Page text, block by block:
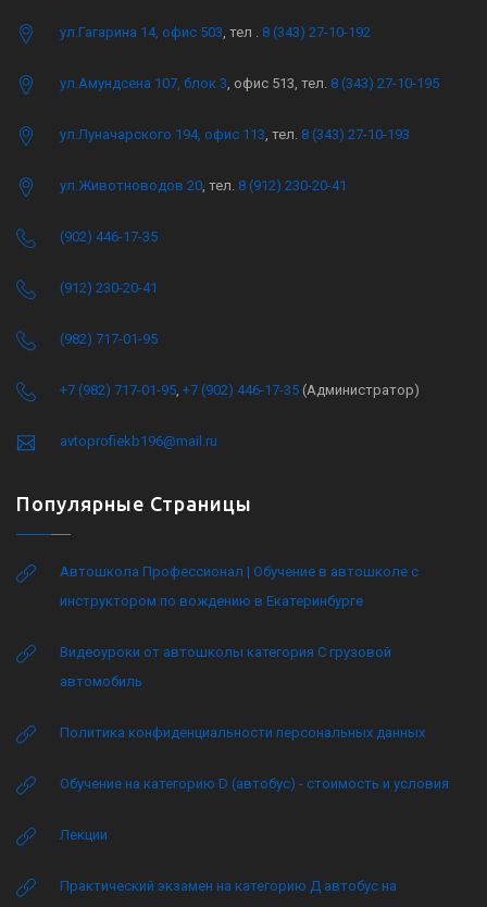
ул.Гагарина 14, офис 503, тел . 8 (343) 27-10-192
ул.Амундсена 107, блок 3, офис 513, тел. 8 (343) 27-10-195
ул.Луначарского 194, офис 113, тел. 8 (343) 27-10-193
ул.Животноводов 20, тел. 8 (912) 230-20-41
(902) 446-17-35
(912) 230-20-41
(982) 717-01-95
+7 (982) 717-01-95, +7 (902) 446-17-35 (Администратор)
avtoprofiekb196@mail.ru
Популярные Страницы
Автошкола Профессионал | Обучение в автошколе с
инструктором по вождению в Екатеринбурге
Видеоуроки от автошколы категория C грузовой
автомобиль
Политика конфиденциальности персональных данных
Обучение на категорию D (автобус) - стоимость и условия
Лекции
Практический экзамен на категорию Д автобус на